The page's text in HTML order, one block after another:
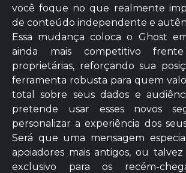
você foque no que realmente
de conteúdo independente e
Essa mudança coloca o Ghost
ainda mais competitivo
proprietárias, reforçando sua
ferramenta robusta para quem
total sobre seus dados e
pretende usar esses novos
personalizar a experiência dos
Será que uma mensagem
apoiadores mais antigos, ou
exclusivo para os recém-